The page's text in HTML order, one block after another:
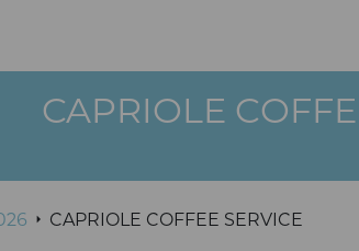
CAPRIOLE
CAPRIOLE COFFEE SERVICE